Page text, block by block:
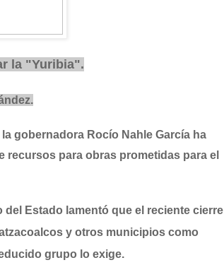
la "Yuribia".
gobernadora Rocío Nahle García ha
para obras prometidas para el
Estado lamentó que el reciente cierre
y otros municipios como
grupo lo exige.